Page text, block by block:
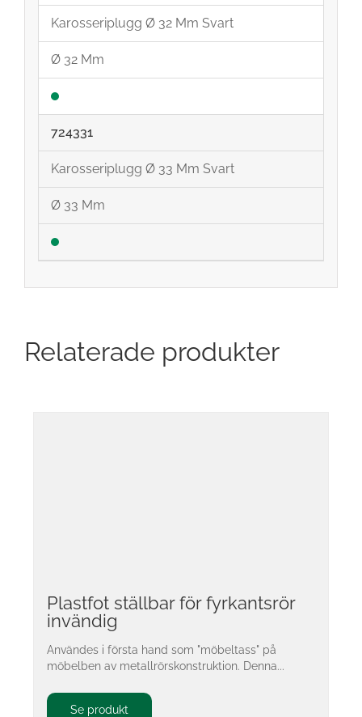
Karosseriplugg Ø 32 Mm Svart
Ø 32 Mm
724331
Karosseriplugg Ø 33 Mm Svart
Ø 33 Mm
Relaterade produkter
Plastfot ställbar för fyrkantsrör
invändig
Användes i första hand som "möbeltass" på
möbelben av metallrörskonstruktion. Denna...
Se produkt